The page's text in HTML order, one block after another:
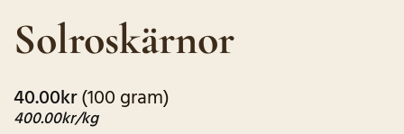
Solroskärnor
40.00kr(100 gram)
400.00kr/kg